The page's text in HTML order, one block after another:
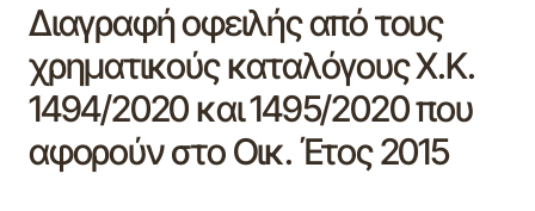
Διαγραφή οφειλής από τους
χρηματικούς καταλόγους Χ.Κ.
1494/2020 και 1495/2020 που
αφορούν στο Οικ. Έτος 2015